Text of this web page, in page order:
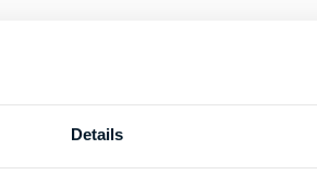
Details